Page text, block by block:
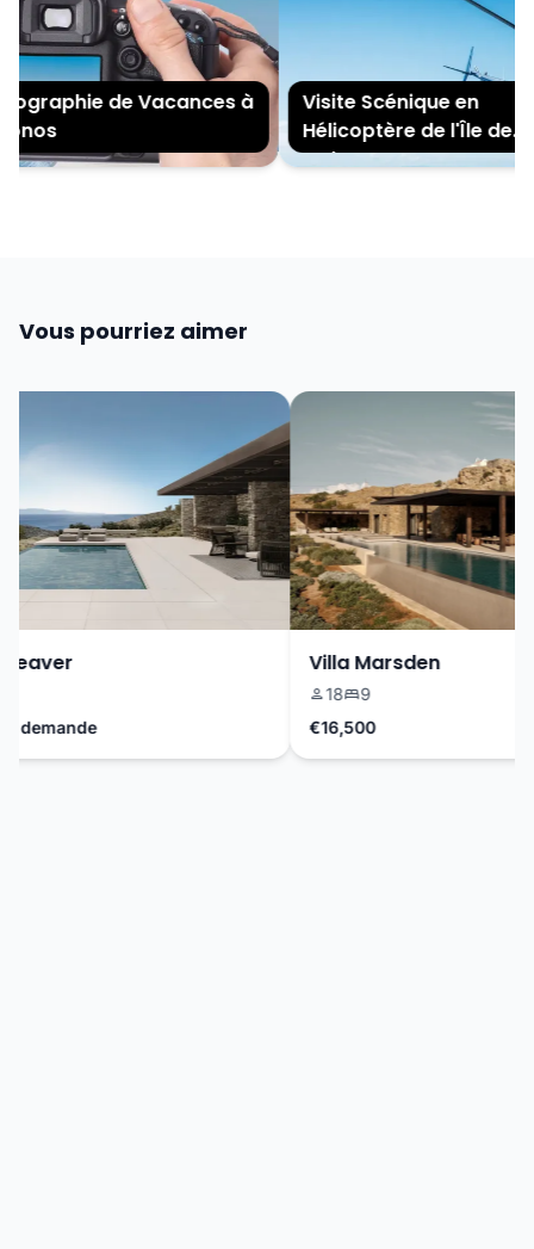
de Vacances à
Visite Scénique en
Hélicoptère de l'Île de
Mykonos
Vous pourriez aimer
Villa Marsden
18
9
€16,500